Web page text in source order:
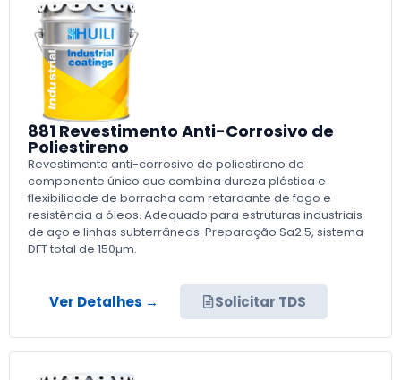
881 Revestimento Anti-Corrosivo de
Poliestireno
Revestimento anti-corrosivo de poliestireno de
componente único que combina dureza plástica e
flexibilidade de borracha com retardante de fogo e
resistência a óleos. Adequado para estruturas industriais
de aço e linhas subterrâneas. Preparação Sa2.5, sistema
DFT total de 150µm.
Ver Detalhes → Solicitar TDS